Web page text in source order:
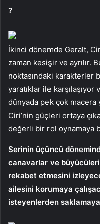
?
İkinci dönemde Geralt,
zaman kesişir ve ayrılır.
noktasındaki karakterler
yaratıklar ile
dünyada pek çok macera
Ciri’nin güçleri ortaya
değerli bir rol oynamaya
Serinin üçüncü
canavarlar ve
rekabet etmesini
ailesini korumaya
isteyenlerden